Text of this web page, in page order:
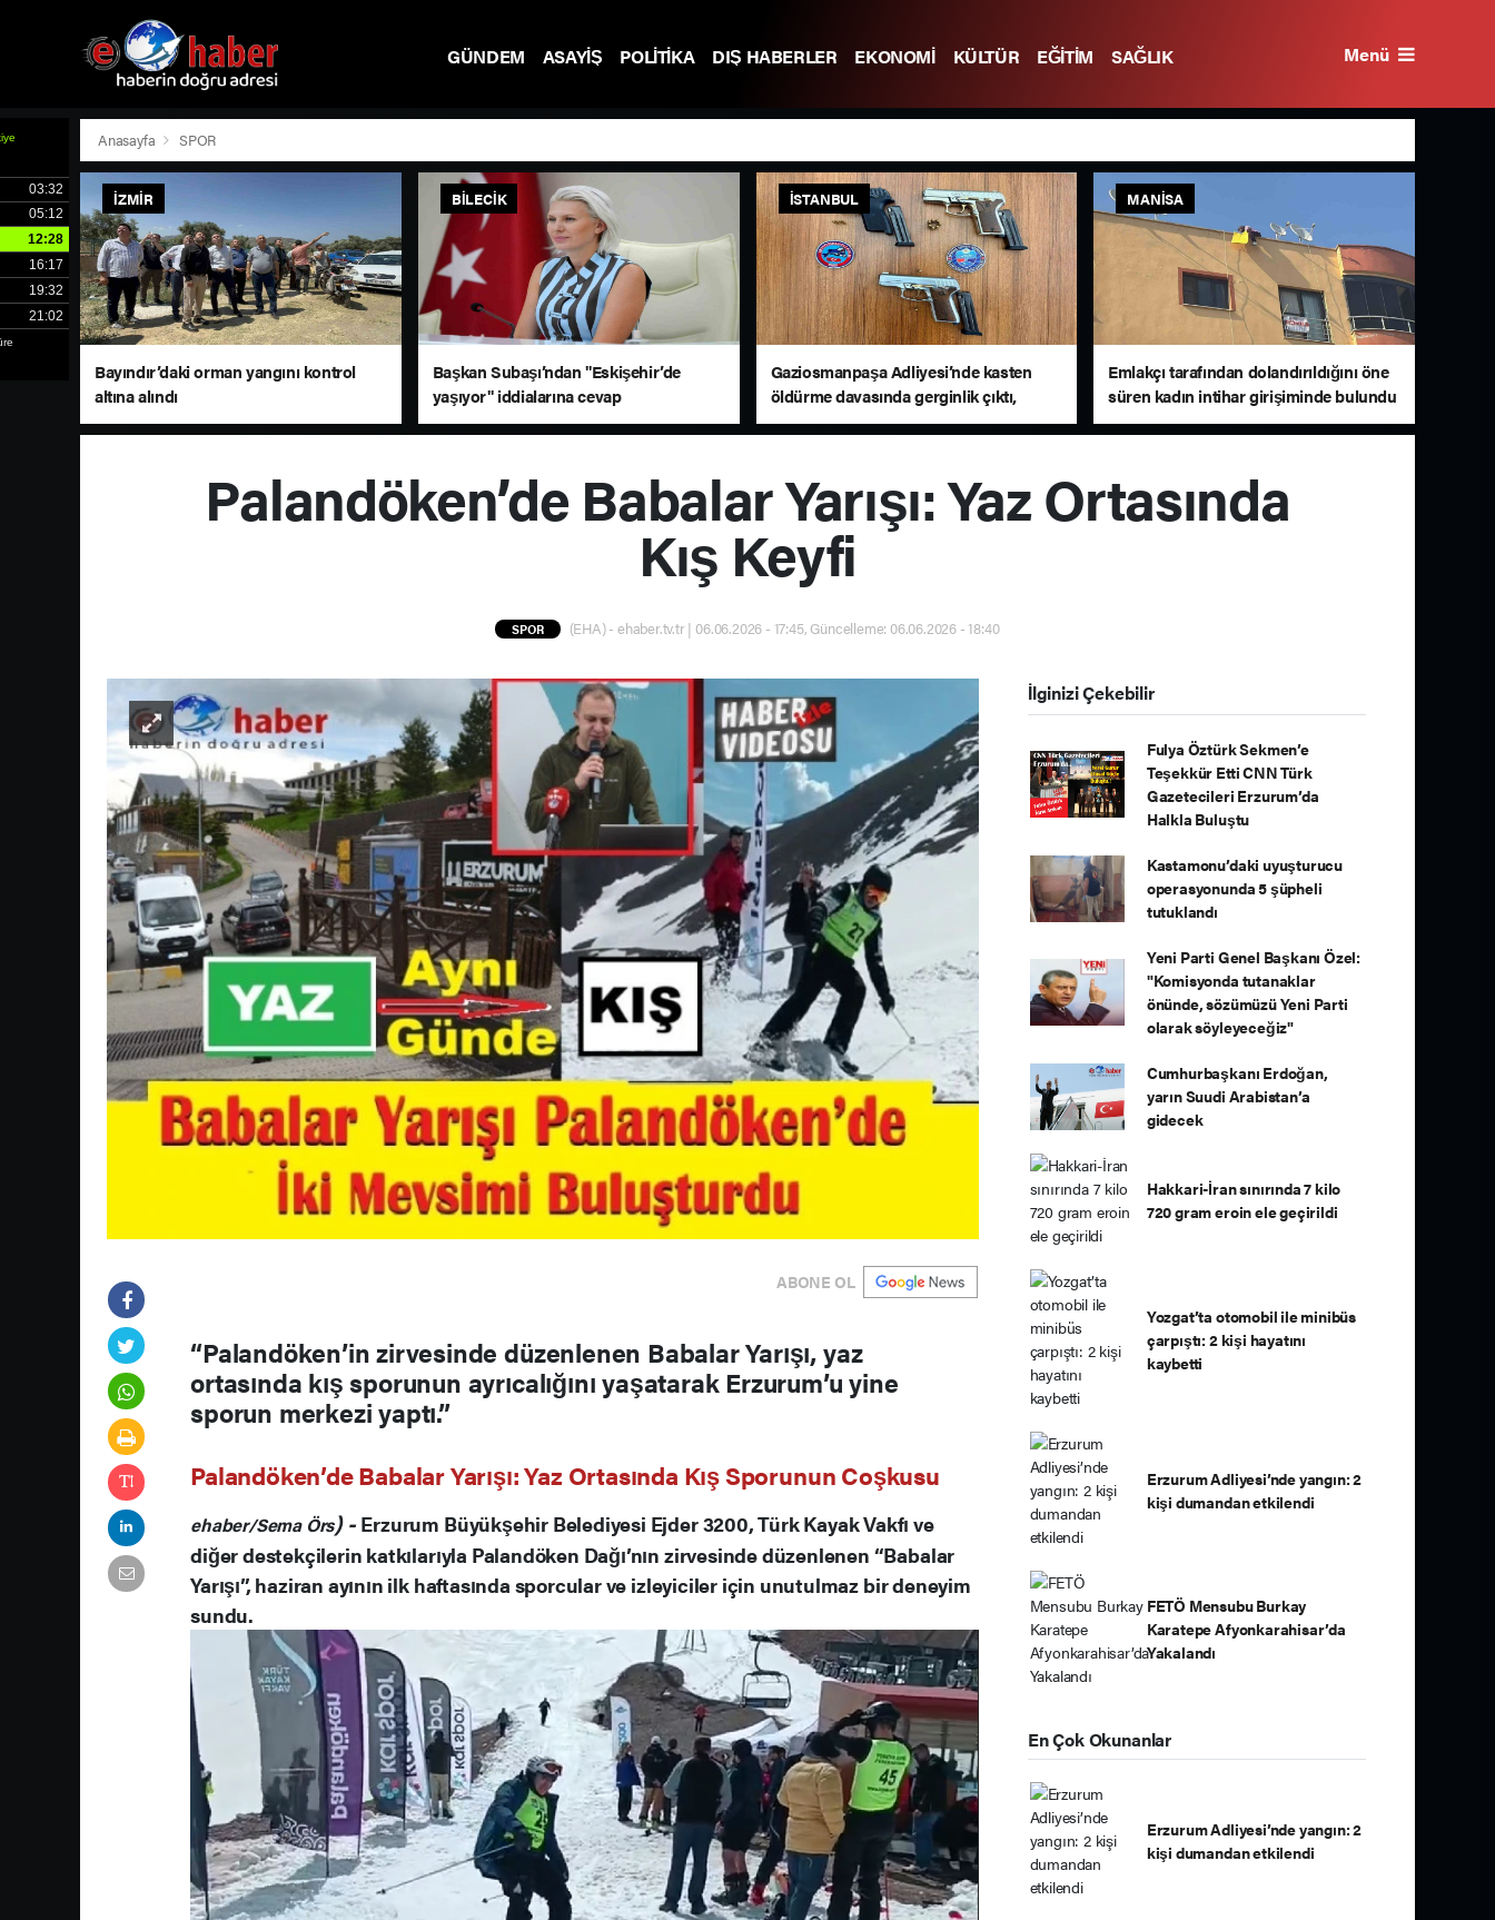
GÜNDEM ASAYİŞ POLİTİKA DIŞ HABERLER EKONOMİ KÜLTÜR EĞİTİM
SAĞLIK
Menü
Anasayfa SPOR
İZMIR
Bayındır’daki orman yangını kontrol
altına alındı
BILECIK
Başkan Subaşı’ndan "Eskişehir’de
yaşıyor" iddialarına cevap
İSTANBUL
Gaziosmanpaşa Adliyesi’nde kasten
öldürme davasında gerginlik çıktı,
adliyeye doğru giden silahlı kişiler
MANISA
Emlakçı tarafından dolandırıldığını öne
süren kadın intihar girişiminde bulundu
Palandöken’de Babalar Yarışı: Yaz Ortasında
Kış Keyfi
SPOR (EHA) - ehaber.tv.tr | 06.06.2026 - 17:45, Güncelleme: 06.06.2026 - 18:40
ABONE OL
“Palandöken’in zirvesinde düzenlenen Babalar Yarışı, yaz
ortasında kış sporunun ayrıcalığını yaşatarak Erzurum’u yine
sporun merkezi yaptı.”
Palandöken’de Babalar Yarışı: Yaz Ortasında Kış Sporunun Coşkusu
ehaber/Sema Örs) - Erzurum Büyükşehir Belediyesi Ejder 3200, Türk Kayak Vakfı ve
diğer destekçilerin katkılarıyla Palandöken Dağı’nın zirvesinde düzenlenen “Babalar
Yarışı”, haziran ayının ilk haftasında sporcular ve izleyiciler için unutulmaz bir deneyim
sundu.
İlginizi Çekebilir
Fulya Öztürk Sekmen’e
Teşekkür Etti CNN Türk
Gazetecileri Erzurum’da
Halkla Buluştu
Kastamonu’daki uyuşturucu
operasyonunda 5 şüpheli
tutuklandı
Yeni Parti Genel Başkanı Özel:
"Komisyonda tutanaklar
önünde, sözümüzü Yeni Parti
olarak söyleyeceğiz"
Cumhurbaşkanı Erdoğan,
yarın Suudi Arabistan’a
gidecek
Hakkari-İran sınırında 7 kilo
720 gram eroin ele geçirildi
Yozgat’ta otomobil ile minibüs
çarpıştı: 2 kişi hayatını
kaybetti
Erzurum Adliyesi’nde yangın: 2
kişi dumandan etkilendi
FETÖ Mensubu Burkay
Karatepe Afyonkarahisar’da
Yakalandı
En Çok Okunanlar
Erzurum Adliyesi’nde yangın: 2
kişi dumandan etkilendi